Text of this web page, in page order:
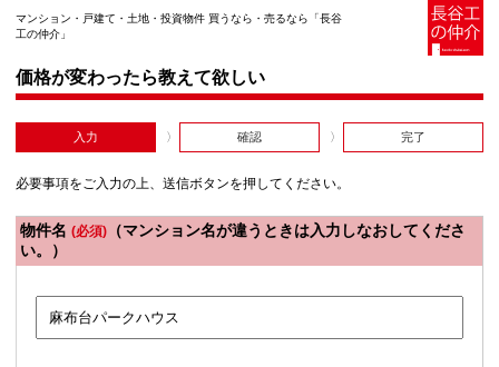
マンション・戸建て・土地・投資物件 買うなら・売るなら「長谷
工の仲介」
価格が変わったら教えて欲しい
入力 確認 完了
必要事項をご入力の上、送信ボタンを押してください。
物件名 (必須) （マンション名が違うときは入力しなおしてくださ
い。）